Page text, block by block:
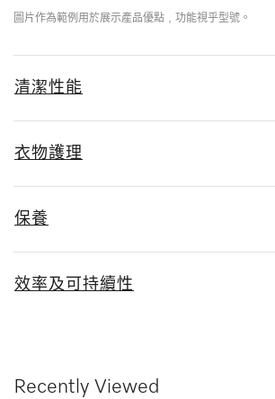
圖片作為範例用於展示產品優點﹐功能視乎型號。
清潔性能
衣物護理
保養
效率及可持續性
Recently Viewed